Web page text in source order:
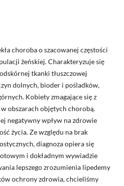
choroba o szacowanej częstości
żeńskiej. Charakteryzuje się
tkanki tłuszczowej
dolnych, bioder i pośladków,
Kobiety zmagające się z
obszarach objętych chorobą.
negatywny wpływ na zdrowie
życia. Ze względu na brak
diagnoza opiera się
i dokładnym wywiadzie
lepszego zrozumienia lipedemy
ochrony zdrowia, chcieliśmy